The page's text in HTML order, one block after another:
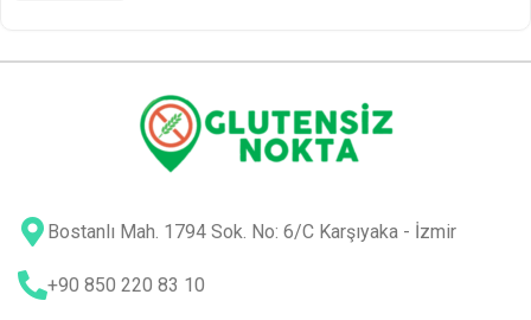
Bostanlı Mah. 1794 Sok. No: 6/C Karşıyaka - İzmir
+90 850 220 83 10